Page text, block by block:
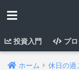
投資入門 プ
ホーム 休日の過